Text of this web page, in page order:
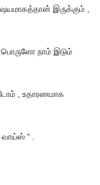
இருக்கும் ,
நாம் இடும்
, உதாரணமாக
வாய்ஸ் “ .